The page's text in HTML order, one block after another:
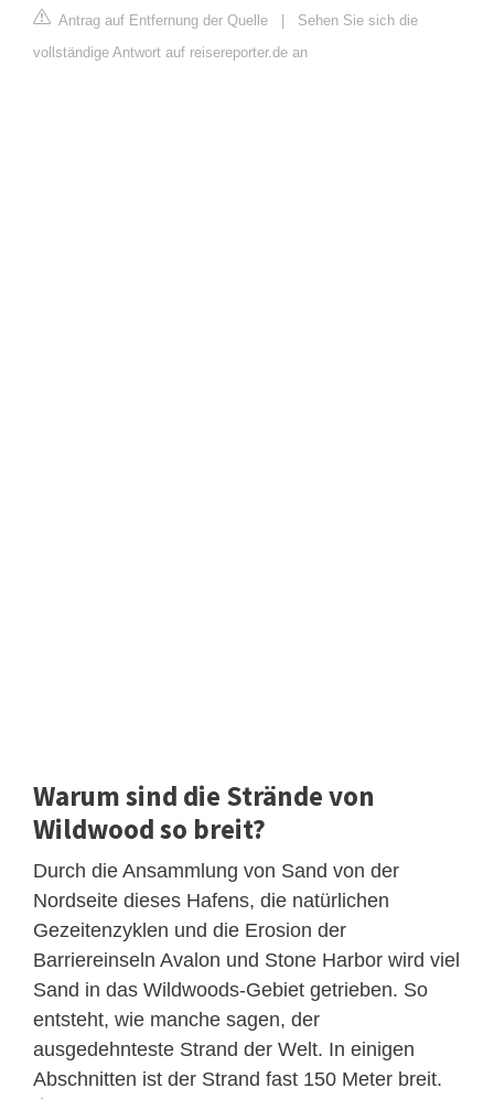
Antrag auf Entfernung der Quelle | Sehen Sie sich die
vollständige Antwort auf reisereporter.de an
Warum sind die Strände von
Wildwood so breit?
Durch die Ansammlung von Sand von der
Nordseite dieses Hafens, die natürlichen
Gezeitenzyklen und die Erosion der
Barriereinseln Avalon und Stone Harbor wird viel
Sand in das Wildwoods-Gebiet getrieben. So
entsteht, wie manche sagen, der
ausgedehnteste Strand der Welt. In einigen
Abschnitten ist der Strand fast 150 Meter breit.